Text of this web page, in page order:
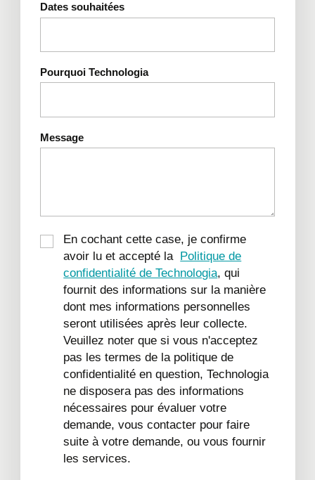
Dates souhaitées
Pourquoi Technologia
Message
En cochant cette case, je confirme
avoir lu et accepté la Politique de
confidentialité de Technologia, qui
fournit des informations sur la manière
dont mes informations personnelles
seront utilisées après leur collecte.
Veuillez noter que si vous n'acceptez
pas les termes de la politique de
confidentialité en question, Technologia
ne disposera pas des informations
nécessaires pour évaluer votre
demande, vous contacter pour faire
suite à votre demande, ou vous fournir
les services.